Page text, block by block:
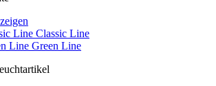
Classic Line
Green Line